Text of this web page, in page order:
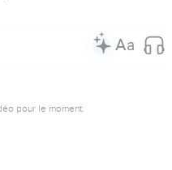
pour le moment.